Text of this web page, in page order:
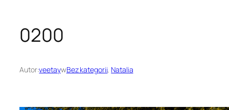
0200
Autor:veetaywBez kategorii, Natalia